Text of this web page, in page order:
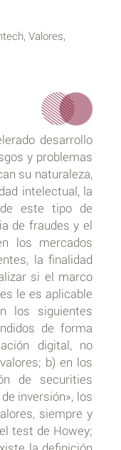
Valores,
desarrollo
y problemas
su naturaleza,
intelectual, la
este tipo de
de fraudes y el
los mercados
la finalidad
si el marco
le es aplicable
los siguientes
de forma
digital, no
b) en los
de securities
inversión», los
siempre y
test de Howey;